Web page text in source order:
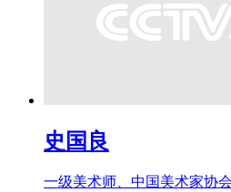
史国良
一级美术师、中国美术家协